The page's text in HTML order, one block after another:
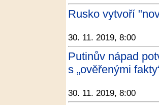
Rusko vytvoří
30. 11. 2019, 8:00
Putinův nápad
s „ověřenými
30. 11. 2019, 8:00